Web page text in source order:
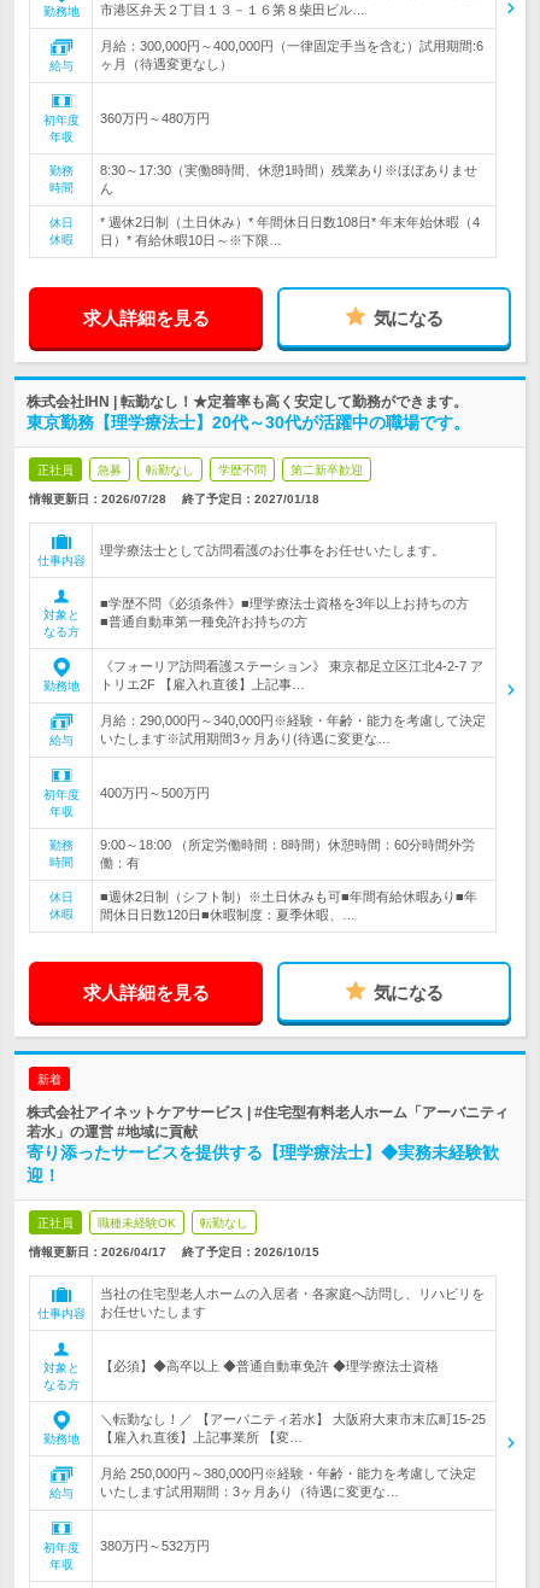
勤務地
市港区弁天２丁目１３－１６第８柴田ビル…
給与
月給：300,000円～400,000円（一律固定手当を含む）試用期間:6
ヶ月（待遇変更なし）
初年度
年収
360万円～480万円
勤務
時間
8:30～17:30（実働8時間、休憩1時間）残業あり※ほぼありませ
ん
休日
休暇
* 週休2日制（土日休み）* 年間休日日数108日* 年末年始休暇（4
日）* 有給休暇10日～※下限…
求人詳細を見る 気になる
株式会社IHN | 転勤なし！★定着率も高く安定して勤務ができます。
東京勤務【理学療法士】20代～30代が活躍中の職場です。
正社員 急募 転勤なし 学歴不問 第二新卒歓迎
情報更新日：2026/07/28 終了予定日： 2027/01/18
仕事内容
理学療法士として訪問看護のお仕事をお任せいたします。
対象と
なる方
■学歴不問《必須条件》■理学療法士資格を3年以上お持ちの方
■普通自動車第一種免許お持ちの方
勤務地
《フォーリア訪問看護ステーション》 東京都足立区江北4-2-7 ア
トリエ2F 【雇入れ直後】上記事…
給与
月給：290,000円～340,000円※経験・年齢・能力を考慮して決定
いたします※試用期間3ヶ月あり(待遇に変更な…
初年度
年収
400万円～500万円
勤務
時間
9:00～18:00 （所定労働時間：8時間）休憩時間：60分時間外労
働：有
休日
休暇
■週休2日制（シフト制）※土日休みも可■年間有給休暇あり■年
間休日日数120日■休暇制度：夏季休暇、…
求人詳細を見る 気になる
新着
株式会社アイネットケアサービス | #住宅型有料老人ホーム「アーバニティ
若水」の運営 #地域に貢献
寄り添ったサービスを提供する【理学療法士】◆実務未経験歓
迎！
正社員 職種未経験OK 転勤なし
情報更新日：2026/04/17 終了予定日： 2026/10/15
仕事内容
当社の住宅型老人ホームの入居者・各家庭へ訪問し、リハビリを
お任せいたします
対象と
なる方
【必須】◆高卒以上 ◆普通自動車免許 ◆理学療法士資格
勤務地
＼転勤なし！／ 【アーバニティ若水】 大阪府大東市末広町15-25
【雇入れ直後】上記事業所 【変…
給与
月給 250,000円～380,000円※経験・年齢・能力を考慮して決定
いたします試用期間：3ヶ月あり（待遇に変更な…
初年度
年収
380万円～532万円